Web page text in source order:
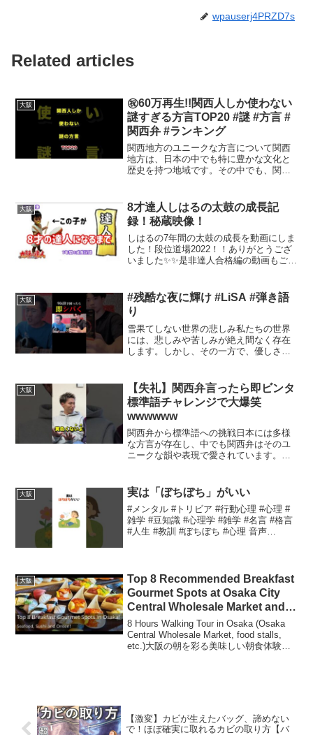
wpauserj4PRZD7s
Related articles
大阪
㊗️60万再生!!関西人しか使わない
謎すぎる方言TOP20 #謎 #方言 #
関西弁 #ランキング
関西地方のユニークな方言について関西
地方は、日本の中でも特に豊かな文化と
歴史を持つ地域です。その中でも、関西
この記事では、関西人しか使わない興味
深い方言を、人気の高いも...
大阪
8才達人しはるの太鼓の成長記
録！秘蔵映像！
しはるの7年間の太鼓の成長を動画にしま
した！段位道場2022！！ありがとうござ
いました✨✨是非達人合格編の動画もご覧
以下は、そのリクエストに基づいた、日
本語での自然な記...
大阪
#残酷な夜に輝け #LiSA #弾き語
り
雪果てしない世界の悲しみ私たちの世界
には、悲しみや苦しみが絶え間なく存在
します。しかし、その一方で、優しさや
おり、それぞれの側面から私たちの行動
や考えに影響を与えていま...
大阪
【失礼】関西弁言ったら即ビンタ
標準語チャレンジで大爆笑
wwwwww
関西弁から標準語への挑戦日本には多様
な方言が存在し、中でも関西弁はそのユ
ニークな韻や表現で愛されています。し
人々も増えています。今回は、関西弁か
ら標準語への移行に関する...
大阪 実は「ぼちぼち」がいい
#メンタル #トリビア #行動心理 #心理 #
雑学 #豆知識 #心理学 #雑学 #名言 #格言
#人生 #教訓 #ぼちぼち #心理 音声
大阪
Top 8 Recommended Breakfast
Gourmet Spots at Osaka City
Central Wholesale Market and
Kizu Market!
8 Hours Walking Tour in Osaka (Osaka
Central Wholesale Market, food stalls,
etc.)大阪の朝を彩る美味しい朝食体験大
【激変】カビが生えたバッグ、諦めない
で！ほぼ確実に取れるカビの取り方【バ